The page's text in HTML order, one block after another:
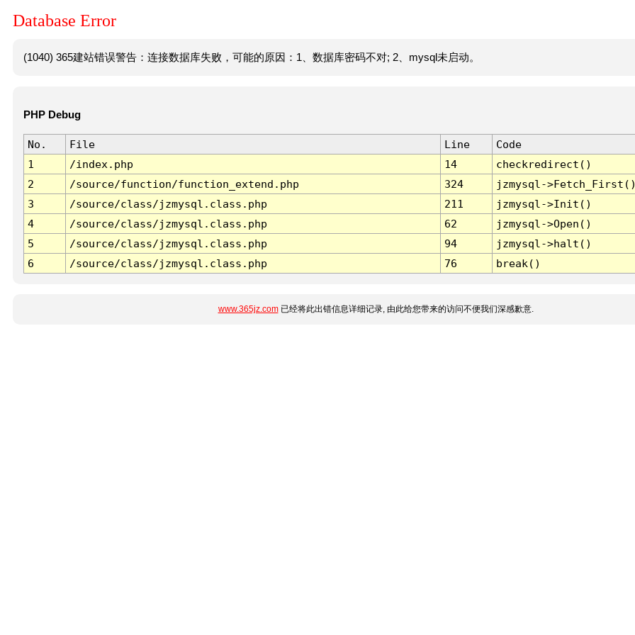
Database Error
(1040) 365建站错误警告：连接数据库失败，可能的原因：1、数据库密码不对; 2、mysql未启动。
PHP Debug
No. File Line
Code
1
/index.php 14
checkredirect()
2
/source/function/function_extend.php 324
jzmysql-
3
/source/class/jzmysql.class.php 211
jzmysql->Init()
4
/source/class/jzmysql.class.php 62
jzmysql->Open()
5
/source/class/jzmysql.class.php 94
jzmysql->halt()
6
/source/class/jzmysql.class.php 76 break()
www.365jz.com已经将此出错信息详细记录, 由此给您带来的访问不便我们深感歉意.